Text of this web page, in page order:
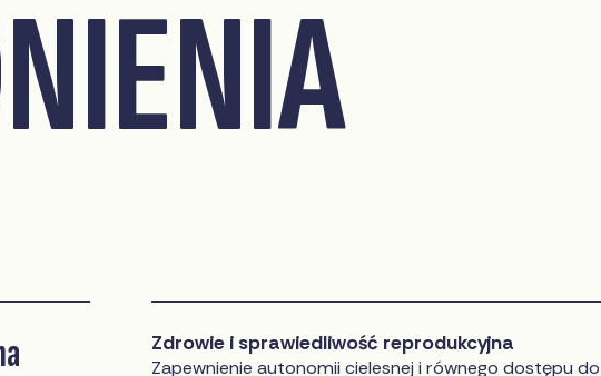
Zdrowie i sprawiedliwość reprodukcyjna
Zapewnienie autonomii cielesnej i równego dostępu